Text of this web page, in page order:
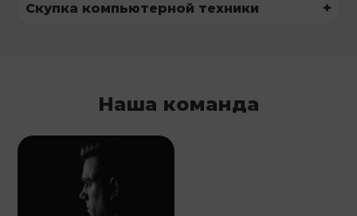
Скупка компьютерной техники +
Наша команда